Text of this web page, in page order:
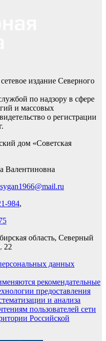
издание Северного
по надзору в сфере
и массовых
о регистрации
дом «Советская
Валентиновна
984,
область, Северный
22
данных
рекомендательные
предоставления
и анализа
пользователей сети
Российской